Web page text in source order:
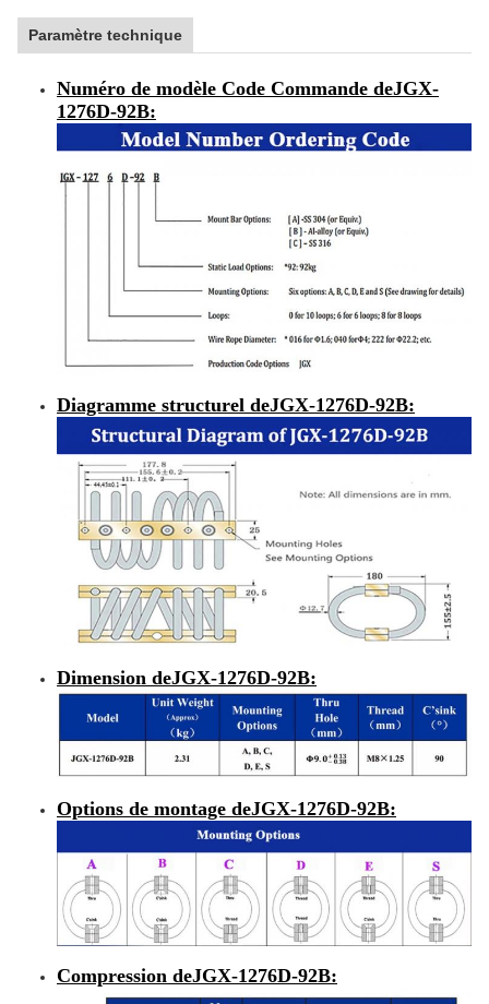
Paramètre technique
Numéro de modèle Code Commande deJGX-
1276D-92B:
Diagramme structurel deJGX-1276D-92B:
Dimension deJGX-1276D-92B:
Options de montage deJGX-1276D-92B:
Compression deJGX-1276D-92B: